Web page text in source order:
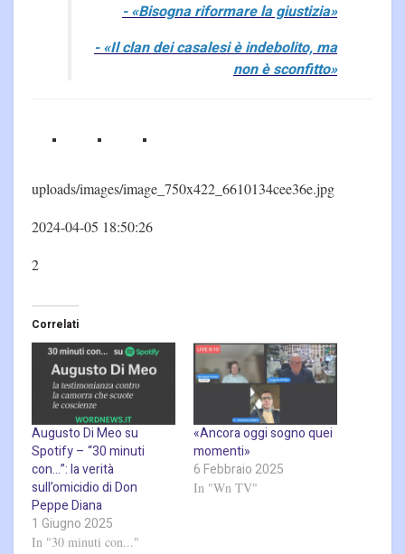
- «Bisogna riformare la giustizia»
- «Il clan dei casalesi è indebolito, ma
non è sconfitto»
uploads/images/image_750x422_6610134cee36e.jpg
2024-04-05 18:50:26
2
Correlati
Augusto Di Meo su
Spotify – “30 minuti
con…”: la verità
sull’omicidio di Don
Peppe Diana
1 Giugno 2025
In "30 minuti con..."
«Ancora oggi sogno quei
momenti»
6 Febbraio 2025
In "Wn TV"